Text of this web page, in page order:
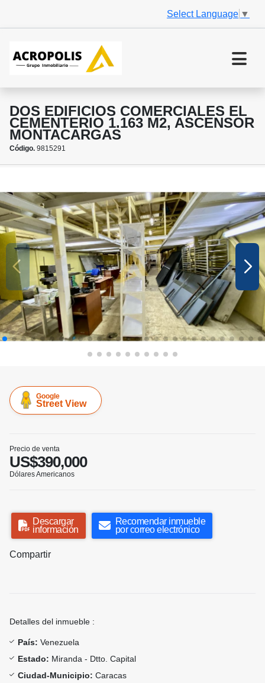
Select Language ▼
DOS EDIFICIOS COMERCIALES EL
CEMENTERIO 1.163 M2, ASCENSOR
MONTACARGAS
Código. 9815291
Google
Street View
Precio de venta
US$390,000
Dólares Americanos
Descargar
información
Recomendar inmueble
por correo electrónico
Compartir
Detalles del inmueble :
País: Venezuela
Estado: Miranda - Dtto. Capital
Ciudad-Municipio: Caracas